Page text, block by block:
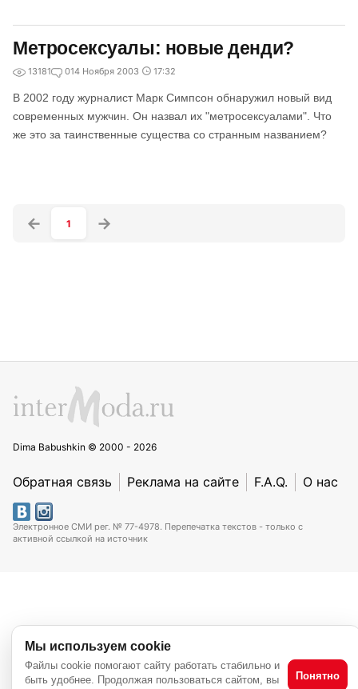
Метросексуалы: новые денди?
13181 014 Ноября 2003 17:32
В 2002 году журналист Марк Симпсон обнаружил новый вид
современных мужчин. Он назвал их "метросексуалами". Что
же это за таинственные существа со странным названием?
1
Dima Babushkin © 2000 - 2026
Обратная связь Реклама на сайте F.A.Q. О нас
Электронное СМИ рег. № 77-4978. Перепечатка текстов - только с
активной ссылкой на источник
Мы используем cookie
Файлы cookie помогают сайту работать стабильно и
быть удобнее. Продолжая пользоваться сайтом, вы
Понятно